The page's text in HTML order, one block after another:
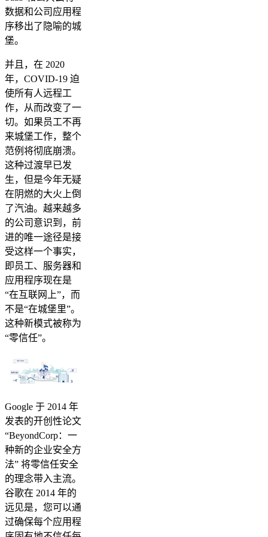
数据和公司应用程
序移出了隐喻的城
堡。
并且，在 2020
年，COVID-19 迫
使所有人远程工
作，从而改变了一
切。如果员工不再
来城堡工作，整个
范例将彻底崩溃。
这种过渡早已发
生，但是今年无疑
在阴燃的大火上倒
了汽油。越来越多
的公司意识到，前
进的唯一途径是接
受这样一个事实，
即员工、服务器和
应用程序现在是
“在互联网上”，而
不是“在城堡里”。
这种新模式被称为
“零信任”。
Google 于 2014 年
发表的开创性论文
“BeyondCorp：一
种新的企业安全方
法” 将零信任安全
的理念带入主流。
谷歌在 2014 年的
远见是，您可以通
过确保每个应用程